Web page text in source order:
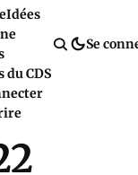
Idées
du CDS
Se